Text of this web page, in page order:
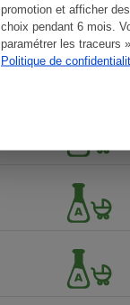
promotion et afficher
choix pendant 6 mois.
paramétrer les traceurs
Politique de